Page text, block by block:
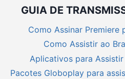
GUIA DE
Como Assinar Premiere
Como Assistir ao
Aplicativos para
Pacotes Globoplay para